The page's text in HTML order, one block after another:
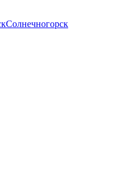
Солнечногорск